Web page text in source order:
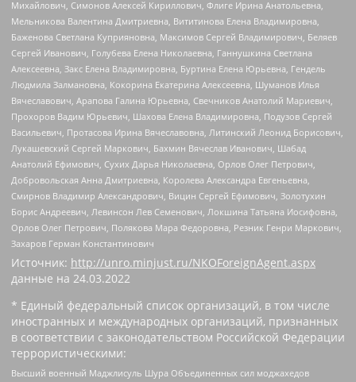
Михайлович, Симонов Алексей Кириллович, Флиге Ирина Анатольевна,
Мельникова Валентина Дмитриевна, Вититинова Елена Владимировна,
Баженова Светлана Куприяновна, Максимов Сергей Владимирович, Беляев
Сергей Иванович, Голубева Елена Николаевна, Ганнушкина Светлана
Алексеевна, Закс Елена Владимировна, Буртина Елена Юрьевна, Гендель
Людмила Залмановна, Кокорина Екатерина Алексеевна, Шуманов Илья
Вячеславович, Арапова Галина Юрьевна, Свечников Анатолий Мариевич,
Прохоров Вадим Юрьевич, Шахова Елена Владимировна, Подузов Сергей
Васильевич, Протасова Ирина Вячеславовна, Литинский Леонид Борисович,
Лукашевский Сергей Маркович, Бахмин Вячеслав Иванович, Шабад
Анатолий Ефимович, Сухих Дарья Николаевна, Орлов Олег Петрович,
Добровольская Анна Дмитриевна, Королева Александра Евгеньевна,
Смирнов Владимир Александрович, Вицин Сергей Ефимович, Золотухин
Борис Андреевич, Левинсон Лев Семенович, Локшина Татьяна Иосифовна,
Орлов Олег Петрович, Полякова Мара Федоровна, Резник Генри Маркович,
Захаров Герман Константинович
Источник: http://unro.minjust.ru/NKOForeignAgent.aspx
данные на 24.03.2022
* Единый федеральный список организаций, в том числе
иностранных и международных организаций, признанных
в соответствии с законодательством Российской Федерации
террористическими:
Высший военный Маджлисуль Шура Объединенных сил моджахедов